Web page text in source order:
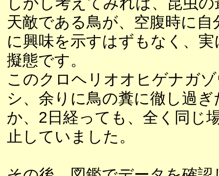
天敵である鳥が、空腹時に自
に興味を示すはずもなく、実
擬態です。
このクロヘリオオヒゲナガ
シ、余りに鳥の糞に徹し過ぎ
か、2日経っても、全く同じ
止していました。